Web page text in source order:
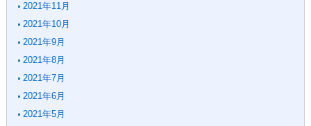
2021年11月
2021年10月
2021年9月
2021年8月
2021年7月
2021年6月
2021年5月